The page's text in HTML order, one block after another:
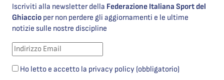
Iscriviti alla newsletter della Federazione Italiana Sport del
Ghiaccio per non perdere gli aggiornamenti e le ultime
notizie sulle nostre discipline
Ho letto e accetto la privacy policy (obbligatorio)